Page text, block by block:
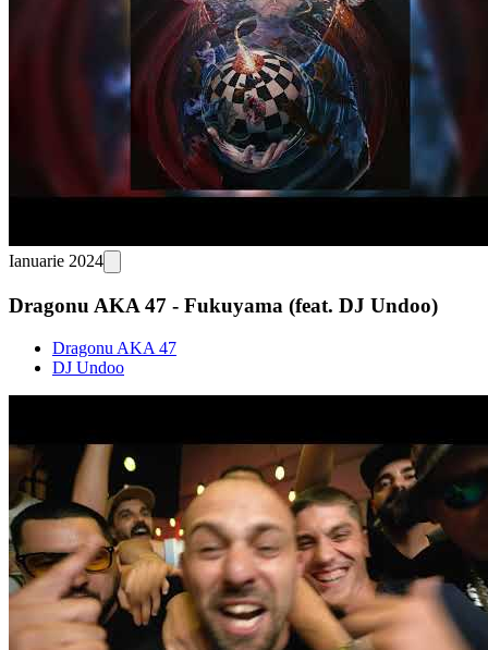
Ianuarie 2024
Dragonu AKA 47 - Fukuyama (feat. DJ Undoo)
Dragonu AKA 47
DJ Undoo